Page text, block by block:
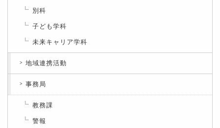
別科
子ども学科
未来キャリア学科
地域連携活動
事務局
教務課
警報